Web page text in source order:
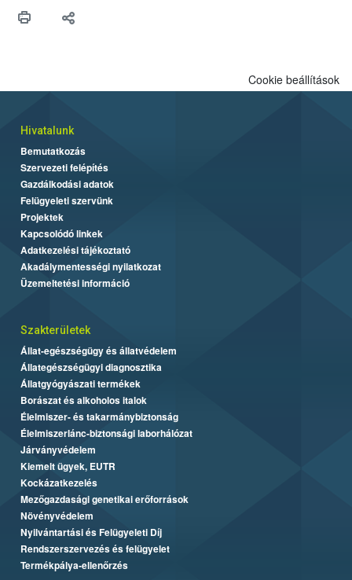
Cookie beállítások
Hivatalunk
Bemutatkozás
Szervezeti felépítés
Gazdálkodási adatok
Felügyeleti szervünk
Projektek
Kapcsolódó linkek
Adatkezelési tájékoztató
Akadálymentességi nyilatkozat
Üzemeltetési információ
Szakterületek
Állat-egészségügy és állatvédelem
Állategészségügyi diagnosztika
Állatgyógyászati termékek
Borászat és alkoholos italok
Élelmiszer- és takarmánybiztonság
Élelmiszerlánc-biztonsági laborhálózat
Járványvédelem
Kiemelt ügyek, EUTR
Kockázatkezelés
Mezőgazdasági genetikai erőforrások
Növényvédelem
Nyilvántartási és Felügyeleti Díj
Rendszerszervezés és felügyelet
Termékpálya-ellenőrzés